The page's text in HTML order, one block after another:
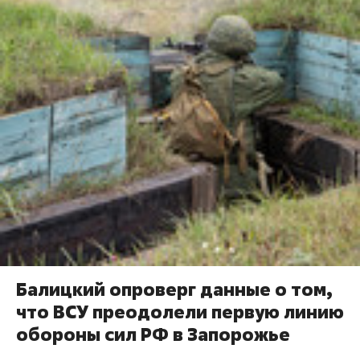
Балицкий опроверг данные о том,
что ВСУ преодолели первую линию
обороны сил РФ в Запорожье